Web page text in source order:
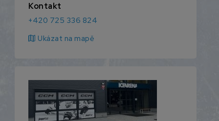
Kontakt
+420 725 336 824
map Ukázat na mapě